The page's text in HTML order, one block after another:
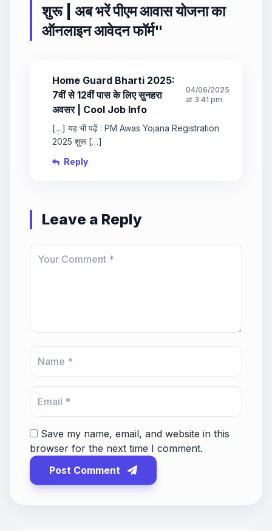
शुरू | अब भरें पीएम आवास योजना का
ऑनलाइन आवेदन फॉर्म"
Home Guard Bharti 2025:
7वीं से 12वीं पास के लिए सुनहरा
अवसर | Cool Job Info
04/06/2025
at 3:41 pm
[…] यह भी पढ़ें : PM Awas Yojana Registration
2025 शुरू […]
Reply
Leave a Reply
Save my name, email, and website in this
browser for the next time I comment.
Post Comment